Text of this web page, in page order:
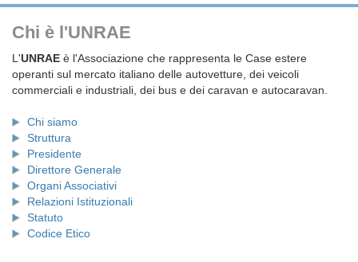
Chi è l'UNRAE
L'UNRAE è l'Associazione che rappresenta le Case estere
operanti sul mercato italiano delle autovetture, dei veicoli
commerciali e industriali, dei bus e dei caravan e autocaravan.
Chi siamo
Struttura
Presidente
Direttore Generale
Organi Associativi
Relazioni Istituzionali
Statuto
Codice Etico